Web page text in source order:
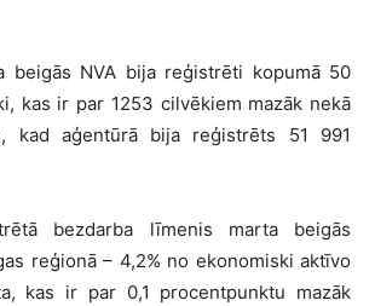
beigās NVA bija reģistrēti kopumā 50
kas ir par 1253 cilvēkiem mazāk nekā
kad aģentūrā bija reģistrēts 51 991
bezdarba līmenis marta beigās
reģionā – 4,2% no ekonomiski aktīvo
kas ir par 0,1 procentpunktu mazāk